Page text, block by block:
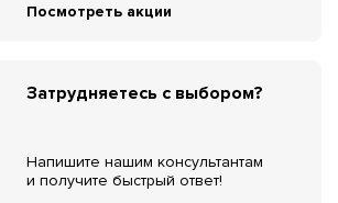
Посмотреть акции
Затрудняетесь с выбором?
Напишите нашим консультантам
и получите быстрый ответ!